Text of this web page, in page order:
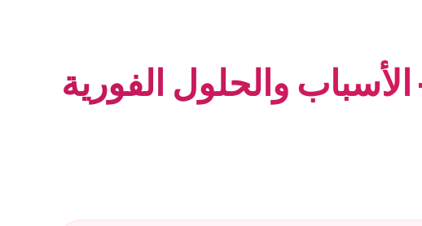
والحلول الفورية